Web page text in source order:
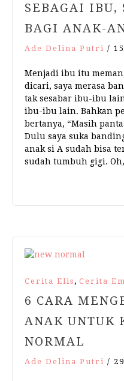
SEBAGAI IBU,
BAGI ANAK-
Ade Delina Putri /
Menjadi ibu itu
dicari, saya merasa
tak sesabar ibu-ibu
ibu-ibu lain. Bahkan
bertanya, “Masih
Dulu saya suka
anak si A sudah bisa
sudah tumbuh gigi. Oh,
Cerita Elis , Cerita
6 CARA
ANAK UNTUK
NORMAL
Ade Delina Putri /